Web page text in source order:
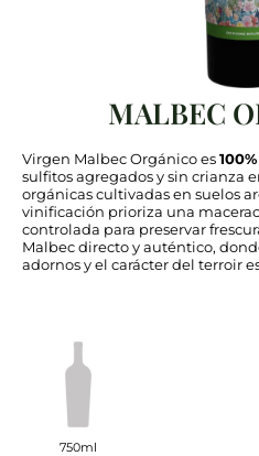
MALBEC
Virgen Malbec Orgánico es
sulfitos agregados y sin crianza
orgánicas cultivadas en suelos
vinificación prioriza una
controlada para preservar
Malbec directo y auténtico,
adornos y el carácter del terroir
750ml